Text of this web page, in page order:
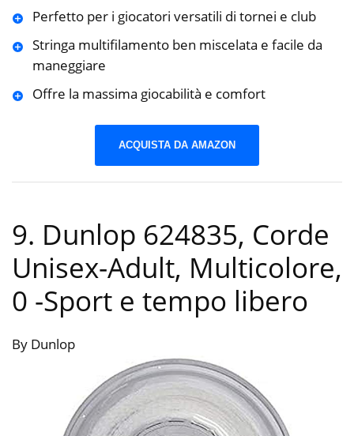
Perfetto per i giocatori versatili di tornei e club
Stringa multifilamento ben miscelata e facile da
maneggiare
Offre la massima giocabilità e comfort
ACQUISTA DA AMAZON
9. Dunlop 624835, Corde
Unisex-Adult, Multicolore,
0 -Sport e tempo libero
By Dunlop